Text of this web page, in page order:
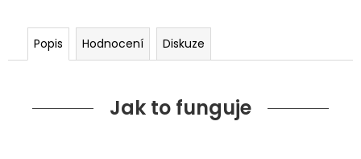
Popis Hodnocení Diskuze
Jak to funguje